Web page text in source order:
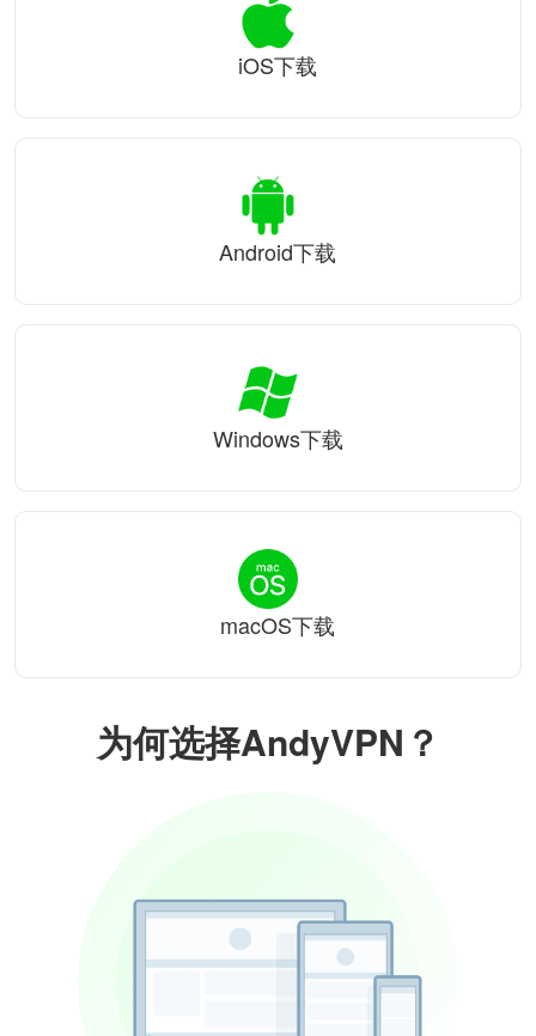
为何选择AndyVPN？
iOS下载
Android下载
Windows下载
macOS下载